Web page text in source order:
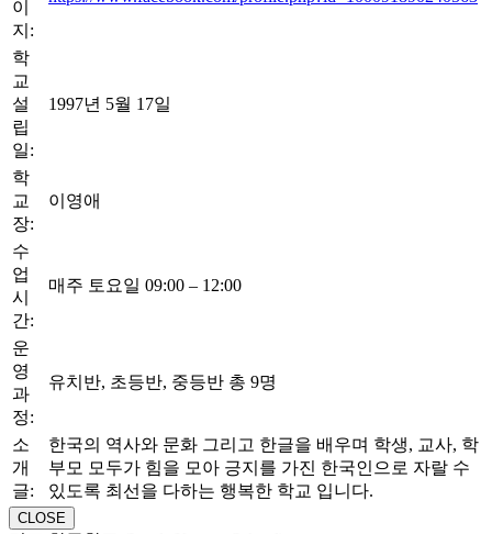
이
지:
학
교
설
립
일:
1997년 5월 17일
학
교
장:
이영애
수
업
시
간:
매주 토요일 09:00 – 12:00
운
영
과
정:
유치반, 초등반, 중등반 총 9명
소
개
글:
한국의 역사와 문화 그리고 한글을 배우며 학생, 교사, 학
부모 모두가 힘을 모아 긍지를 가진 한국인으로 자랄 수
있도록 최선을 다하는 행복한 학교 입니다.
CLOSE